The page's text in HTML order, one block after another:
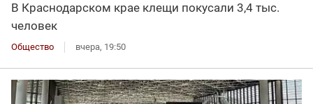
В Краснодарском крае клещи покусали 3,4 тыс.
человек
Общество вчера, 19:50